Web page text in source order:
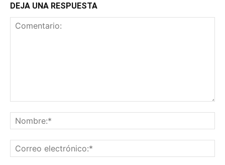
DEJA UNA RESPUESTA